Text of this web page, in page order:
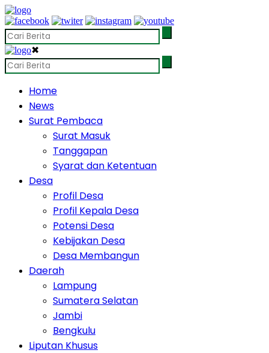
✖
Home
News
Surat Pembaca
Surat Masuk
Tanggapan
Syarat dan Ketentuan
Desa
Profil Desa
Profil Kepala Desa
Potensi Desa
Kebijakan Desa
Desa Membangun
Daerah
Lampung
Sumatera Selatan
Jambi
Bengkulu
Liputan Khusus